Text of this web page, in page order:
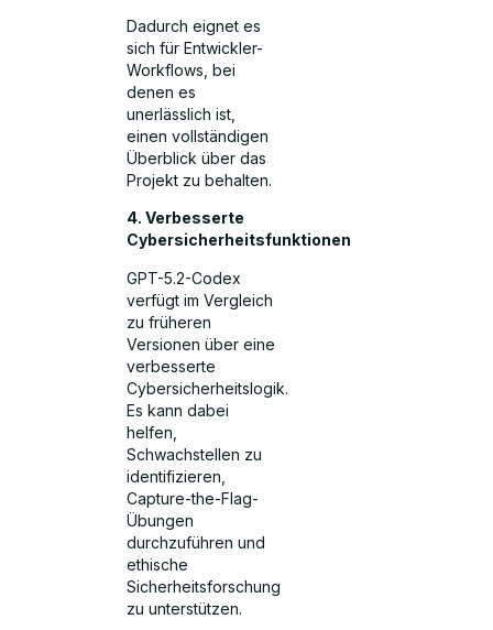
Dadurch eignet es
sich für Entwickler-
Workflows, bei
denen es
unerlässlich ist,
einen vollständigen
Überblick über das
Projekt zu behalten.
4. Verbesserte
Cybersicherheitsfunktionen
GPT-5.2-Codex
verfügt im Vergleich
zu früheren
Versionen über eine
verbesserte
Cybersicherheitslogik.
Es kann dabei
helfen,
Schwachstellen zu
identifizieren,
Capture-the-Flag-
Übungen
durchzuführen und
ethische
Sicherheitsforschung
zu unterstützen.